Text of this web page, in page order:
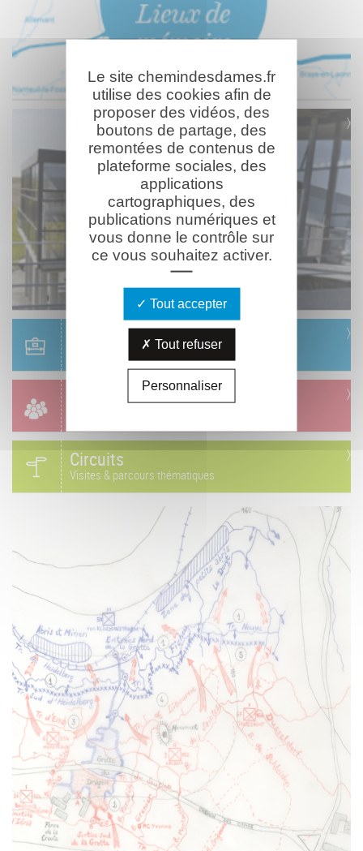
Réservation & informations
Groupes
Circuits
Visites & parcours thématiques
Le site chemindesdames.fr
utilise des cookies afin de
proposer des vidéos, des
boutons de partage, des
remontées de contenus de
plateforme sociales, des
applications
cartographiques, des
publications numériques et
vous donne le contrôle sur
ce vous souhaitez activer.
Tout accepter
Tout refuser
Personnaliser